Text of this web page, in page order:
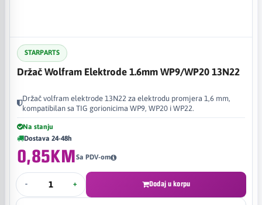
STARPARTS
Držač Wolfram Elektrode 1.6mm WP9/WP20 13N22
Držač volfram elektrode 13N22 za elektrodu promjera 1,6 mm,
kompatibilan sa TIG gorionicima WP9, WP20 i WP22.
Na stanju
Dostava 24-48h
0,85KMSa PDV-om
- + Dodaj u korpu